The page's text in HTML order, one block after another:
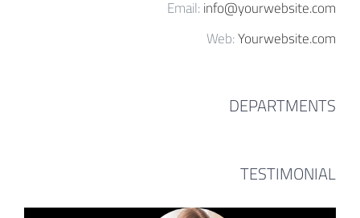
Email:info@yourwebsite.com
Web:Yourwebsite.com
DEPARTMENTS
TESTIMONIAL